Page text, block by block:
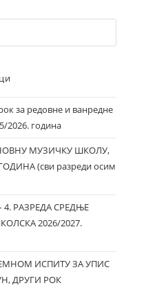
за редовне и ванредне
2026. година
МУЗИЧКУ ШКОЛУ,
(сви разреди осим
РАЗРЕДА СРЕДЊЕ
2026/2027.
ИСПИТУ ЗА УПИС
ДРУГИ РОК